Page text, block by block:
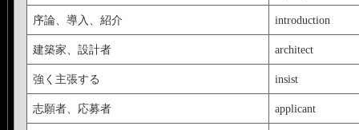
序論、導入、紹介 introduction
建築家、設計者 architect
強く主張する insist
志願者、応募者 applicant